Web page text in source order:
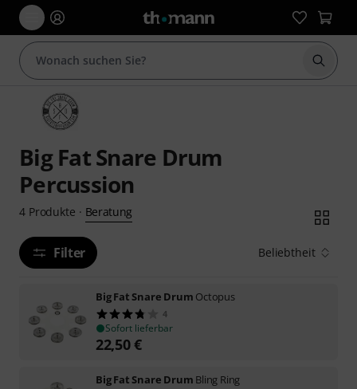
Suche
Big Fat Snare Drum
Percussion
4 Produkte · Beratung
Filter Beliebtheit
Big Fat Snare Drum Octopus
4
Sofort lieferbar
22,50€
Big Fat Snare Drum Bling Ring